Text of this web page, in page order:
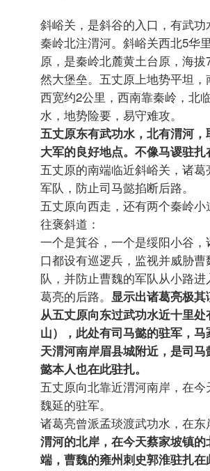
斜峪关，是斜谷的入口，有武
秦岭北注渭河。斜峪关西北5华
原，是秦岭北麓黄土台原，海
然大堡垒。五丈原上地势平坦
西宽约2公里，西南靠秦岭，北
水，地势险要，易守难攻。
五丈原东有武功水，北有渭河
大军的良好地点。不像马谡驻扎
五丈原的南端临近斜峪关，诸
军队，防止司马懿掐断后路。
五丈原向西走，还有两个秦岭
往褒斜道：
一个是箕谷，一个是绥阳小谷
口都设有巡逻兵，监视并威胁
队，并防止曹魏的军队从小路
葛亮的后路。 显示出诸葛亮极其
从五丈原向东过武功水近十里
山），此处有司马懿的驻军，
天渭河南岸眉县城附近，是司
懿本人也在此驻扎。
五丈原向北靠近渭河南岸，在
魏延的驻军。
诸葛亮曾派孟琰渡武功水，在东
渭河的北岸，在今天蔡家坡镇
端，曹魏的雍州刺史郭淮驻扎在